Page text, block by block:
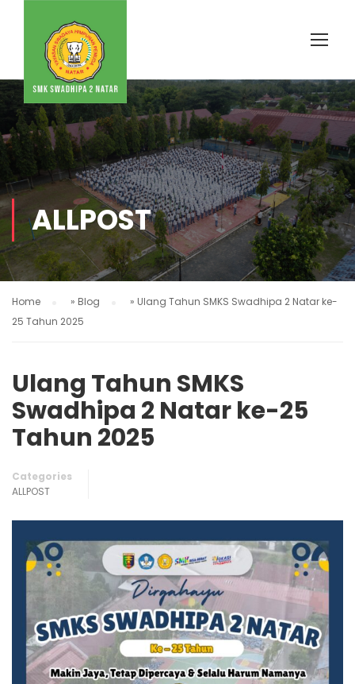
ALLPOST
Home » Blog » Ulang Tahun SMKS Swadhipa 2 Natar ke-
25 Tahun 2025
Ulang Tahun SMKS
Swadhipa 2 Natar ke-25
Tahun 2025
Categories
ALLPOST